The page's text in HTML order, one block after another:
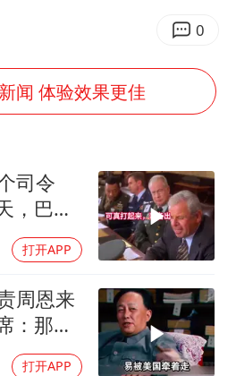
军士兵把枪口对准中国记者
暑期研学游升温 在旅途中增长知识
经理辟谣Bin离队
颖儿子首次演长剧
总书记点赞的非遗苗绣焕发新生机
0
闻 体验效果更佳
司令
，巴铁
打开APP
周恩来
：那我
打开APP